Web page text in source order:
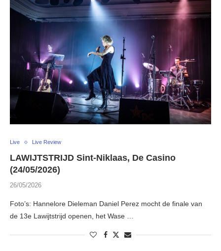
Live Live Review
LAWIJTSTRIJD Sint-Niklaas, De Casino
(24/05/2026)
26/05/2026
Foto’s: Hannelore Dieleman Daniel Perez mocht de finale van
de 13e Lawijtstrijd openen, het Wase …